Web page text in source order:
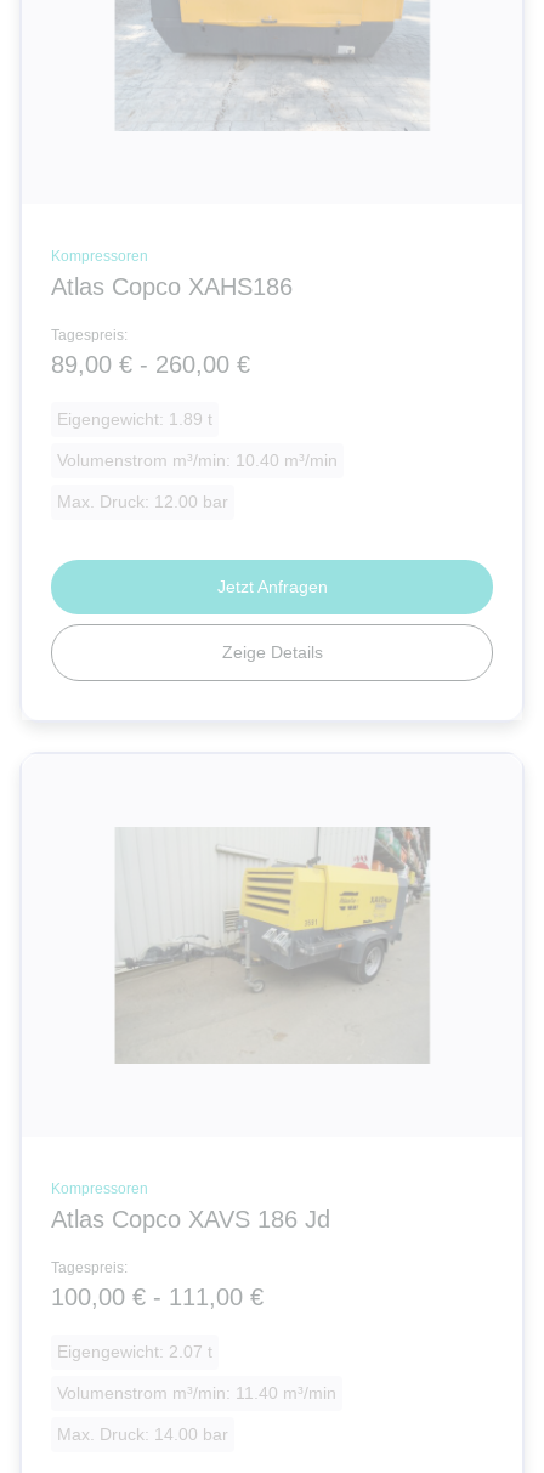
Kompressoren
Atlas Copco XAHS186
Tagespreis:
89,00 € - 260,00 €
Eigengewicht: 1.89 t
Volumenstrom m³/min: 10.40 m³/min
Max. Druck: 12.00 bar
Zeige Details
Jetzt Anfragen
Kompressoren
Atlas Copco XAVS 186 Jd
Tagespreis:
100,00 € - 111,00 €
Eigengewicht: 2.07 t
Volumenstrom m³/min: 11.40 m³/min
Max. Druck: 14.00 bar